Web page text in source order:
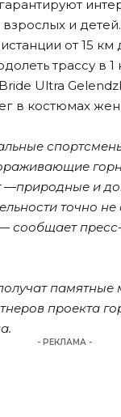
и детей.
от 15 км
трассу в 1
Ultra
в костюмах
—природные и
точно не
сообщает
памятные
проекта
- РЕКЛАМА -